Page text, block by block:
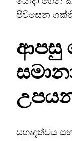
පිවිසෙන
ආපසු
සහෘදත්වය